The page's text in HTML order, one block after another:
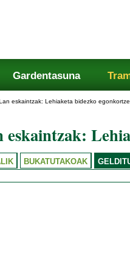
Gardentasuna
eskaintzak: Lehiaketa bidezko
eskaintzak:
BUKATUTAKOAK